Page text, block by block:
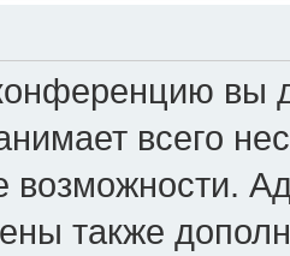
вы
всего
возможности.
также